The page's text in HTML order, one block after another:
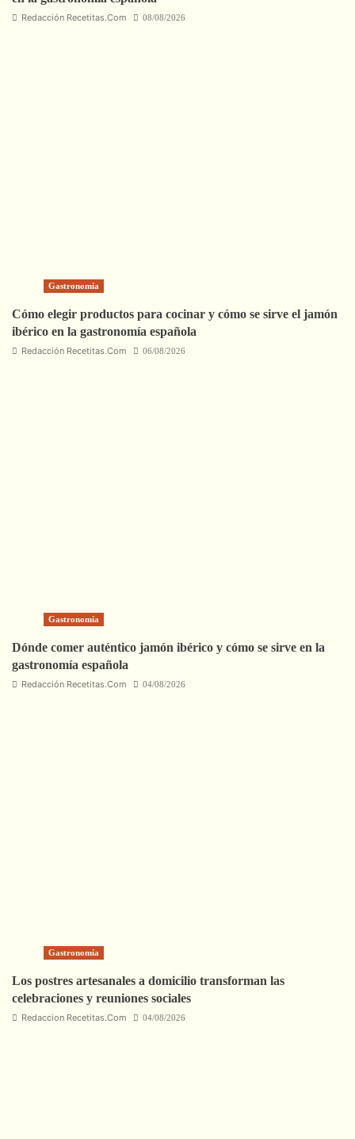
Redacción Recetitas.Com 08/08/2026
Gastronomía
Cómo elegir productos para cocinar y cómo se sirve el jamón
ibérico en la gastronomía española
Redacción Recetitas.Com 06/08/2026
Gastronomía
Dónde comer auténtico jamón ibérico y cómo se sirve en la
gastronomía española
Redacción Recetitas.Com 04/08/2026
Gastronomía
Los postres artesanales a domicilio transforman las
celebraciones y reuniones sociales
Redaccion Recetitas.Com 04/08/2026